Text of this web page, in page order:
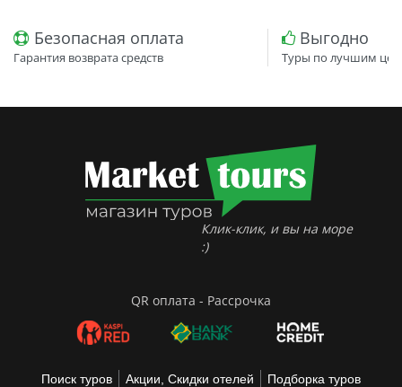
Безопасная оплата
Гарантия возврата средств
Выгодно
Туры по лучшим
Клик-клик, и вы на море
:)
QR оплата - Рассрочка
Поиск туров Акции, Скидки отелей Подборка туров